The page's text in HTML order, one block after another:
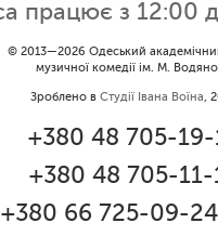
Ірину Візіренко з
дівчинки!
за свято!
каси 1
працює з 12:00
© 2013—2026 Одеський
музичної комедії ім. М.
Зроблено в Студії Івана Воїна,
+380 48 705-19-
+380 48 705-11-
+380 66 725-09-24